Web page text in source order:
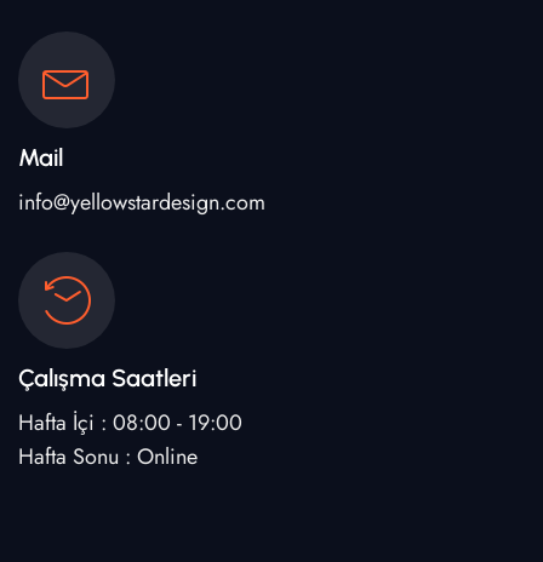
Mail
info@yellowstardesign.com
Çalışma Saatleri
Hafta İçi : 08:00 - 19:00
Hafta Sonu : Online